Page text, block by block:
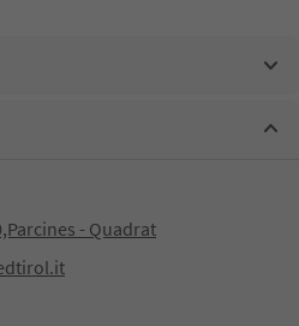
- Quadrat